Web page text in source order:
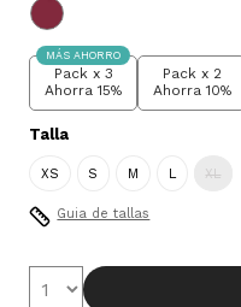
MÁS AHORRO
Pack x 3
Ahorra 15%
Pack x 2
Ahorra 10%
Talla
XS S M L XL
Guia de tallas